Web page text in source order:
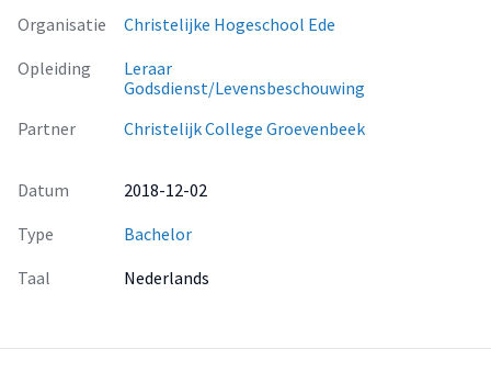
Organisatie
Christelijke Hogeschool Ede
Opleiding
Leraar
Godsdienst/Levensbeschouwing
Partner
Christelijk College Groevenbeek
Datum
2018-12-02
Type
Bachelor
Taal
Nederlands